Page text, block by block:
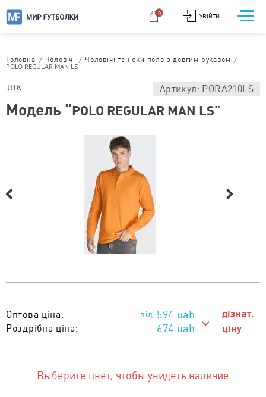
УВІЙТИ
0
Головна / Чоловічі / Чоловічі теніски поло з довгим рукавом /
POLO REGULAR MAN LS
Оптова ціна: 594 uah
Роздрібна ціна: 674 uah
Тираж від 11 од. :
дізнат.
ціну
Выберите цвет, чтобы увидеть наличие
JHK Артикул: PORA210LS
Модель "POLO REGULAR MAN LS"